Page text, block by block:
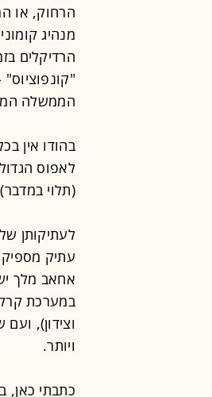
הרחוק, או
מנהיג
הממשלה
בהודו אין
(תלוי
לעתיקותן
עתיק
אחאב מלך
במערכת
וצידון),
ויותר.